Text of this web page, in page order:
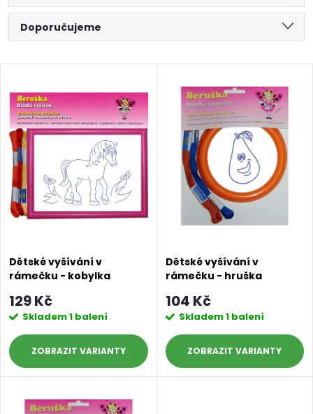
Ř
a
z
e
n
í
r
o
d
u
Doporučujeme
Abecedně
ý
p
i
s
p
r
o
d
u
Dětské vyšívání v
rámečku - kobylka
129 Kč
Skladem1 balení
ZOBRAZIT
Dětské vyšívání v
rámečku - hruška
104 Kč
Skladem1 balení
ZOBRAZIT